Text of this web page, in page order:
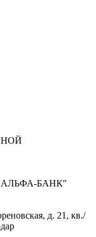
БАНК"
д. 21, кв./